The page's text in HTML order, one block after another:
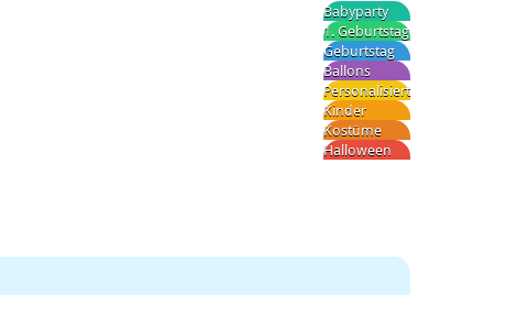
Babyparty
1. Geburtstag
Geburtstag
Ballons
Personalisiert
Kinder
Kostüme
Halloween